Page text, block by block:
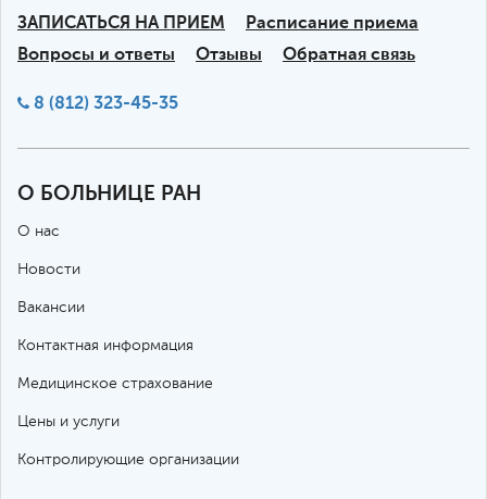
ЗАПИСАТЬСЯ НА ПРИЕМ
Расписание приема
Вопросы и ответы
Отзывы Обратная связь
8 (812) 323-45-35
О БОЛЬНИЦЕ РАН
О нас
Новости
Вакансии
Контактная информация
Медицинское страхование
Цены и услуги
Контролирующие организации